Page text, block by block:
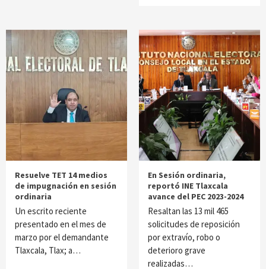
Resuelve TET 14 medios
de impugnación en sesión
ordinaria
Un escrito reciente
presentado en el mes de
marzo por el demandante
Tlaxcala, Tlax; a…
En Sesión ordinaria,
reportó INE Tlaxcala
avance del PEC 2023-2024
Resaltan las 13 mil 465
solicitudes de reposición
por extravío, robo o
deterioro grave
realizadas…